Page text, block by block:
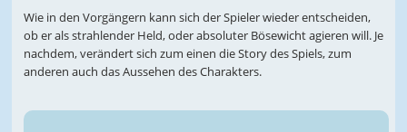
Wie in den Vorgängern kann sich der Spieler wieder entscheiden,
ob er als strahlender Held, oder absoluter Bösewicht agieren will. Je
nachdem, verändert sich zum einen die Story des Spiels, zum
anderen auch das Aussehen des Charakters.